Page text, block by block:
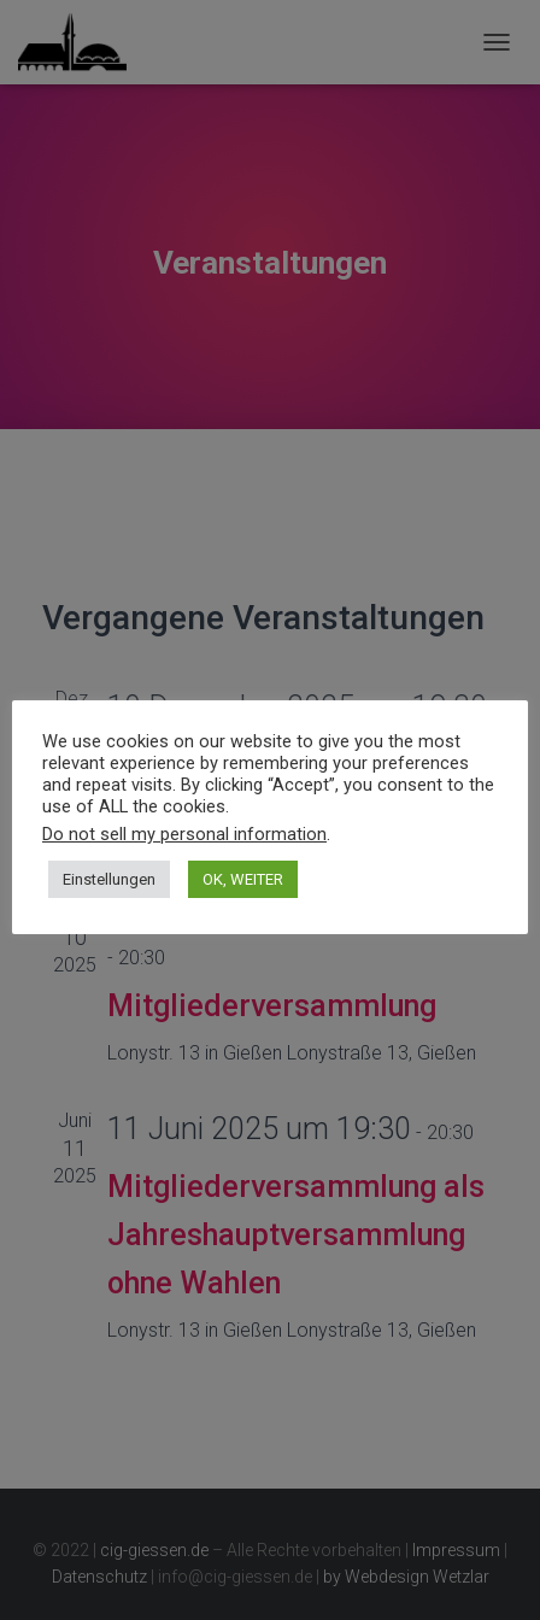
Veranstaltungen
Vergangene Veranstaltungen
Dez.
2025
10 Dezember 2025 um 19:30
20:30
Interreligiöse Adventsfeier
Lonystr. 13 in GießenLonystraße 13, Gießen
10
2025 - 20:30
Mitgliederversammlung
Lonystr. 13 in Gießen Lonystraße 13, Gießen
Juni
11
2025
11 Juni 2025 um 19:30 - 20:30
Mitgliederversammlung als
Jahreshauptversammlung
ohne Wahlen
Lonystr. 13 in Gießen Lonystraße 13, Gießen
© 2022 | cig-giessen.de – Alle Rechte vorbehalten | Impressum
Datenschutz| info@cig-giessen.de | by Webdesign Wetzlar
We use cookies on our website to give you the most
relevant experience by remembering your preferences
and repeat visits. By clicking “Accept”, you consent to the
use of ALL the cookies.
Do not sell my personal information
Einstellungen OK, WEITER